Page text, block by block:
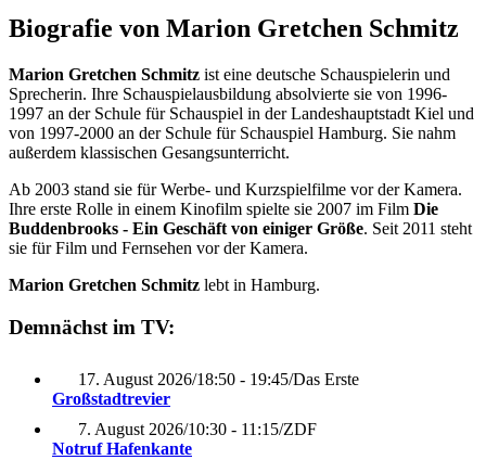
Biografie von Marion Gretchen Schmitz
Marion Gretchen Schmitz ist eine deutsche Schauspielerin und
Sprecherin. Ihre Schauspielausbildung absolvierte sie von 1996-
1997 an der Schule für Schauspiel in der Landeshauptstadt Kiel und
von 1997-2000 an der Schule für Schauspiel Hamburg. Sie nahm
außerdem klassischen Gesangsunterricht.
Ab 2003 stand sie für Werbe- und Kurzspielfilme vor der Kamera.
Ihre erste Rolle in einem Kinofilm spielte sie 2007 im Film Die
Buddenbrooks - Ein Geschäft von einiger Größe. Seit 2011 steht
sie für Film und Fernsehen vor der Kamera.
Marion Gretchen Schmitz lebt in Hamburg.
Demnächst im TV:
17. August 2026/18:50 - 19:45/Das Erste
Großstadtrevier
7. August 2026/10:30 - 11:15/ZDF
Notruf Hafenkante